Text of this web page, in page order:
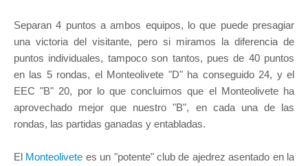
Separan 4 puntos a ambos equipos, lo que puede presagiar
una victoria del visitante, pero si miramos la diferencia de
puntos individuales, tampoco son tantos, pues de 40 puntos
en las 5 rondas, el Monteolivete "D" ha conseguido 24, y el
EEC "B" 20, por lo que concluimos que el Monteolivete ha
aprovechado mejor que nuestro "B", en cada una de las
rondas, las partidas ganadas y entabladas.
El Monteolivete es un "potente" club de ajedrez asentado en la